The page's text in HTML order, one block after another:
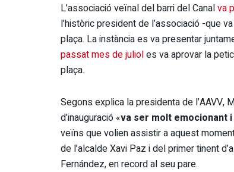
L’associació veïnal del barri del Canalva
l’històric president de l’associació -que
plaça. La instància es va presentar
passat mes de julioles va aprovar la
plaça.
Segons explica la presidenta de l’AAVV,
d’inauguració «va ser molt emocionant
veïns que volien assistir a aquest
de l’alcalde Xavi Paz i del primer tinent
Fernández, en record al seu pare.